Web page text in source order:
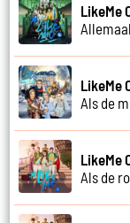
LikeMe
Allemaal
LikeMe
Als de
LikeMe
Als de